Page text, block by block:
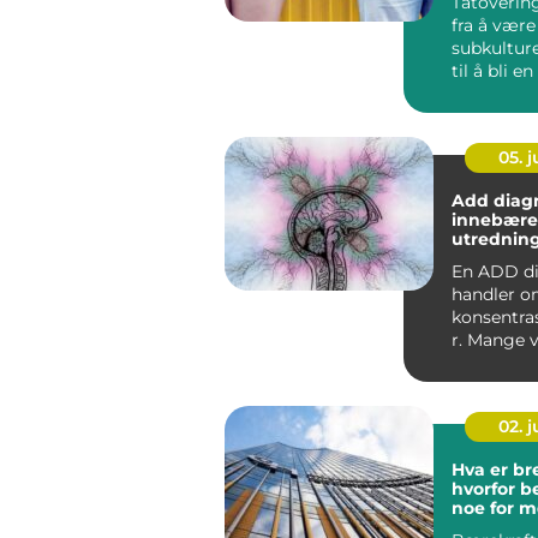
fra å være
til å bli en
05.
Add
En ADD
handler
r. Mange
å all...
02.
Hva er
hvorfor
noe for